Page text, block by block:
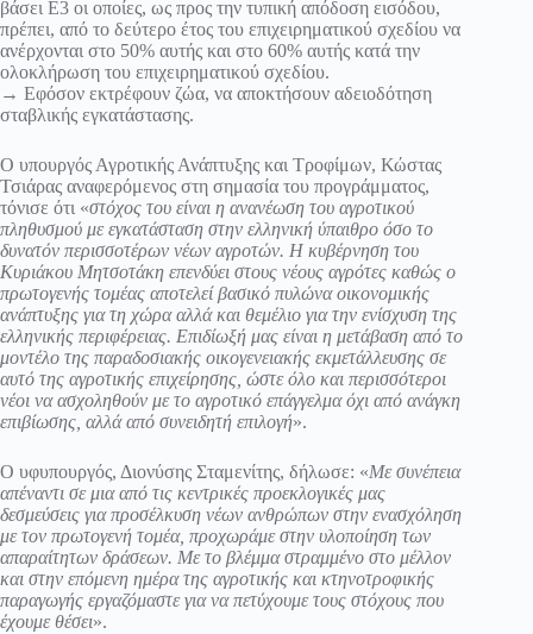
βάσει Ε3 οι οποίες, ως προς την τυπική απόδοση εισόδου,
πρέπει, από το δεύτερο έτος του επιχειρηματικού σχεδίου να
ανέρχονται στο 50% αυτής και στο 60% αυτής κατά την
ολοκλήρωση του επιχειρηματικού σχεδίου.
→ Εφόσον εκτρέφουν ζώα, να αποκτήσουν αδειοδότηση
σταβλικής εγκατάστασης.
Ο υπουργός Αγροτικής Ανάπτυξης και Τροφίμων, Κώστας
Τσιάρας αναφερόμενος στη σημασία του προγράμματος,
τόνισε ότι «στόχος του είναι η ανανέωση του αγροτικού
πληθυσμού με εγκατάσταση στην ελληνική ύπαιθρο όσο το
δυνατόν περισσοτέρων νέων αγροτών. Η κυβέρνηση του
Κυριάκου Μητσοτάκη επενδύει στους νέους αγρότες καθώς ο
πρωτογενής τομέας αποτελεί βασικό πυλώνα οικονομικής
ανάπτυξης για τη χώρα αλλά και θεμέλιο για την ενίσχυση της
ελληνικής περιφέρειας. Επιδίωξή μας είναι η μετάβαση από το
μοντέλο της παραδοσιακής οικογενειακής εκμετάλλευσης σε
αυτό της αγροτικής επιχείρησης, ώστε όλο και περισσότεροι
νέοι να ασχοληθούν με το αγροτικό επάγγελμα όχι από ανάγκη
επιβίωσης, αλλά από συνειδητή επιλογή».
Ο υφυπουργός, Διονύσης Σταμενίτης, δήλωσε: «Με συνέπεια
απέναντι σε μια από τις κεντρικές προεκλογικές μας
δεσμεύσεις για προσέλκυση νέων ανθρώπων στην ενασχόληση
με τον πρωτογενή τομέα, προχωράμε στην υλοποίηση των
απαραίτητων δράσεων. Με το βλέμμα στραμμένο στο μέλλον
και στην επόμενη ημέρα της αγροτικής και κτηνοτροφικής
παραγωγής εργαζόμαστε για να πετύχουμε τους στόχους που
έχουμε θέσει».